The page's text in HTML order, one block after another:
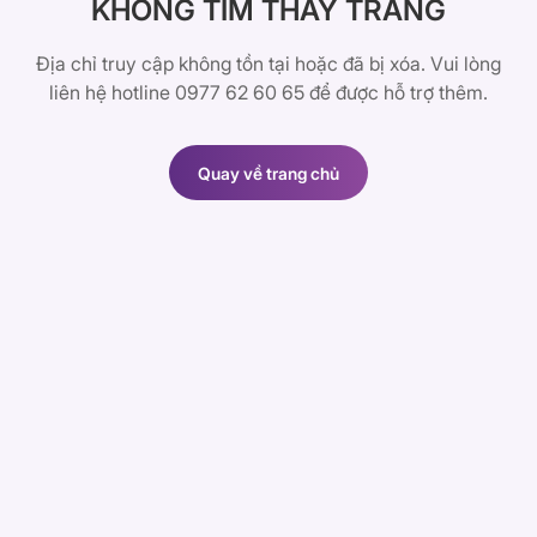
KHÔNG TÌM THẤY TRANG
Địa chỉ truy cập không tồn tại hoặc đã bị xóa. Vui lòng
liên hệ hotline 0977 62 60 65 để được hỗ trợ thêm.
Quay về trang chủ
Quay về trang chủ